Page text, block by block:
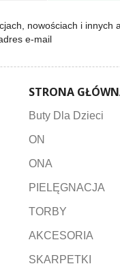
nowościach i innych
e-mail
STRONA
Buty Dla Dzieci
ON
ONA
PIELĘGNACJA
TORBY
AKCESORIA
SKARPETKI